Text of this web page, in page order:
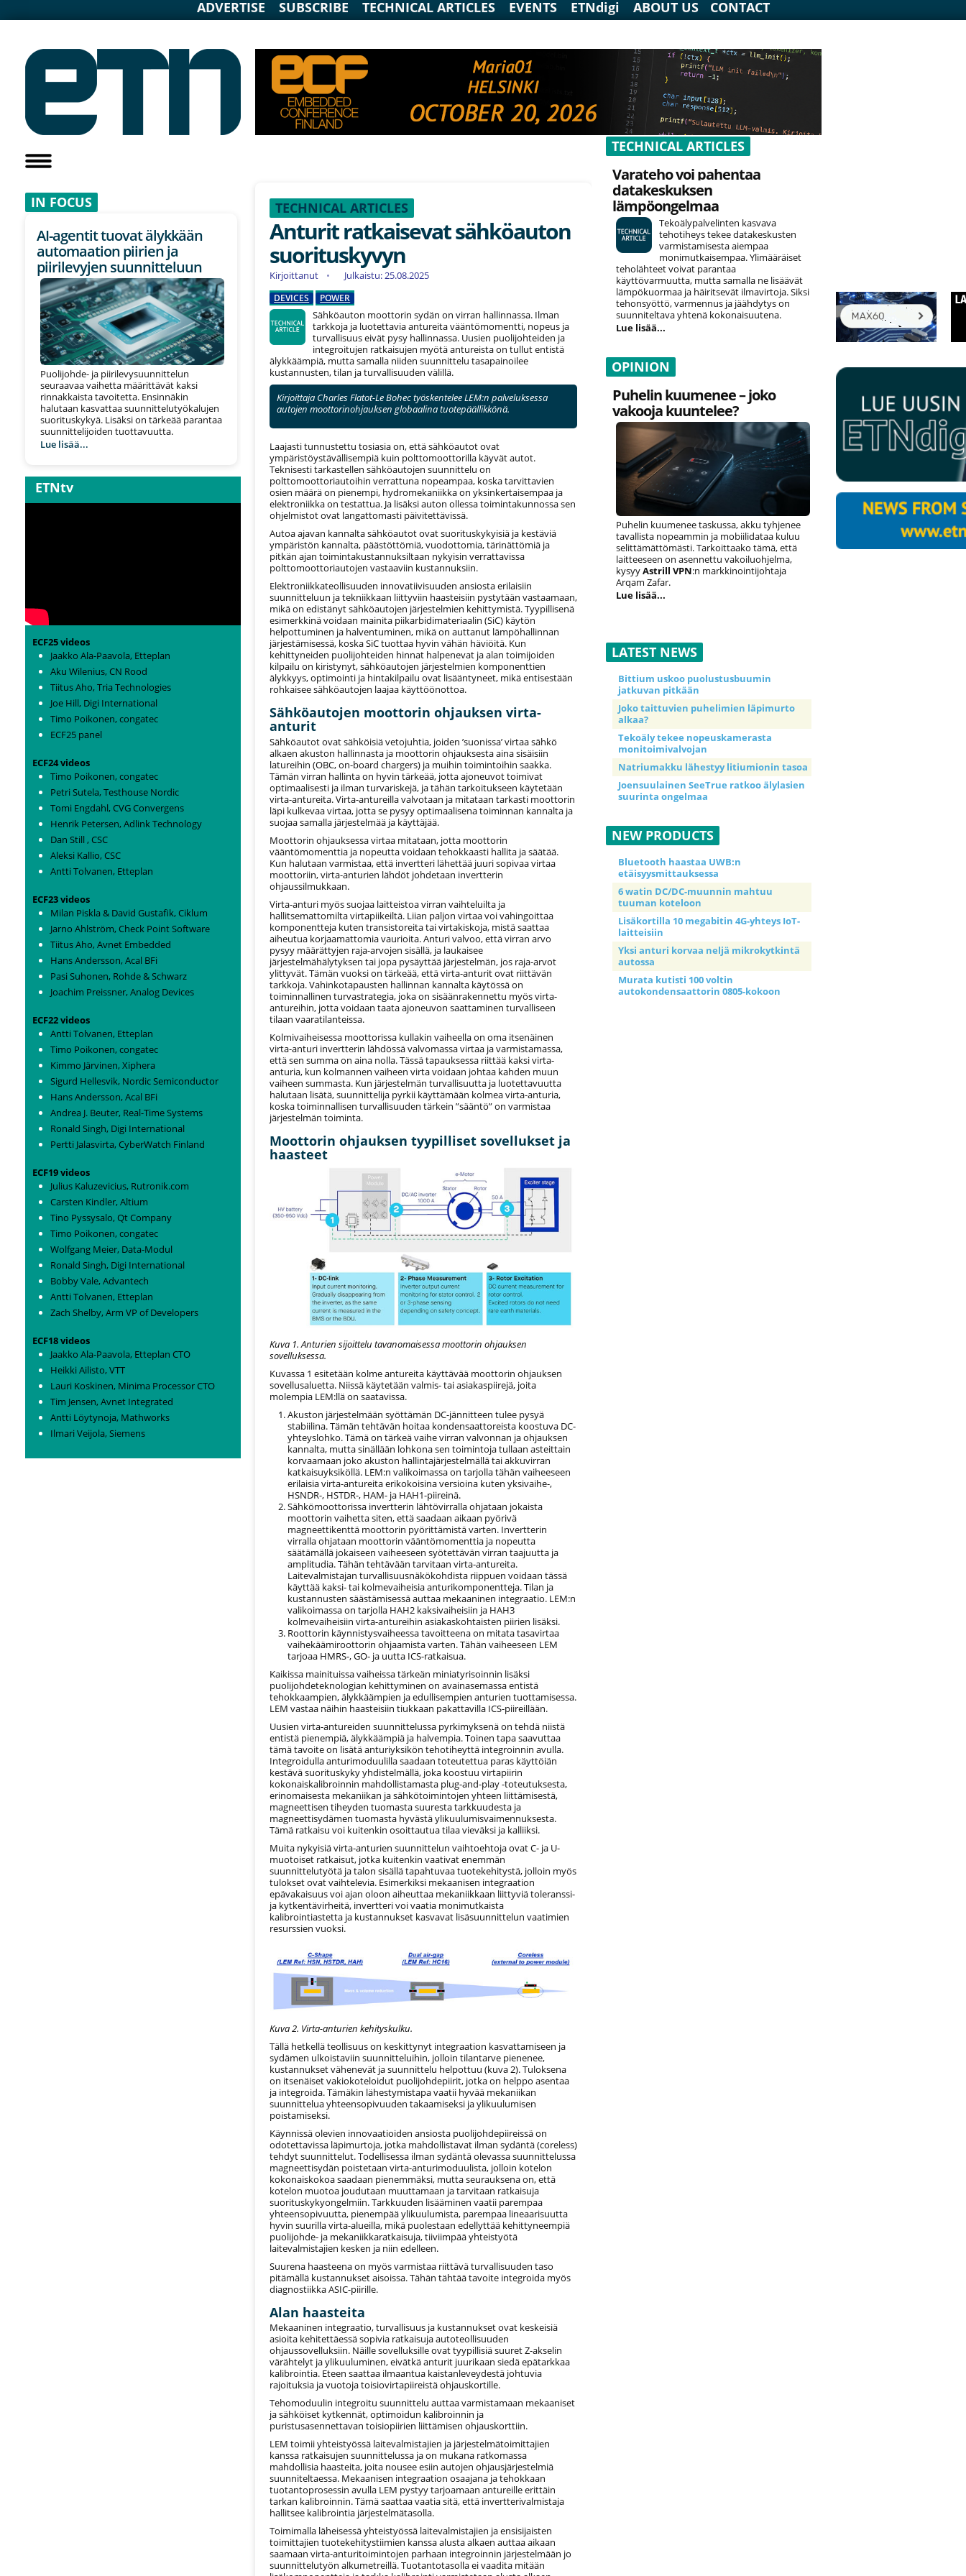
ADVERTISE SUBSCRIBE TECHNICAL ARTICLES EVENTS ETNdigi ABOUT US CONTACT
IN FOCUS
AI-agentit tuovat älykkään
automaation piirien ja
piirilevyjen suunnitteluun
Puolijohde- ja piirilevysuunnittelun
seuraavaa vaihetta määrittävät kaksi
rinnakkaista tavoitetta. Ensinnäkin
halutaan kasvattaa suunnittelutyökalujen
suorituskykyä. Lisäksi on tärkeää parantaa
suunnittelijoiden tuottavuutta.
Lue lisää...
ETNtv
ECF25 videos
Jaakko Ala-Paavola, Etteplan
Aku Wilenius, CN Rood
Tiitus Aho, Tria Technologies
Joe Hill, Digi International
Timo Poikonen, congatec
ECF25 panel
ECF24 videos
Timo Poikonen, congatec
Petri Sutela, Testhouse Nordic
Tomi Engdahl, CVG Convergens
Henrik Petersen, Adlink Technology
Dan Still , CSC
Aleksi Kallio, CSC
Antti Tolvanen, Etteplan
ECF23 videos
Milan Piskla & David Gustafik, Ciklum
Jarno Ahlström, Check Point Software
Tiitus Aho, Avnet Embedded
Hans Andersson, Acal BFi
Pasi Suhonen, Rohde & Schwarz
Joachim Preissner, Analog Devices
ECF22 videos
Antti Tolvanen, Etteplan
Timo Poikonen, congatec
Kimmo Järvinen, Xiphera
Sigurd Hellesvik, Nordic Semiconductor
Hans Andersson, Acal BFi
Andrea J. Beuter, Real-Time Systems
Ronald Singh, Digi International
Pertti Jalasvirta, CyberWatch Finland
ECF19 videos
Julius Kaluzevicius, Rutronik.com
Carsten Kindler, Altium
Tino Pyssysalo, Qt Company
Timo Poikonen, congatec
Wolfgang Meier, Data-Modul
Ronald Singh, Digi International
Bobby Vale, Advantech
Antti Tolvanen, Etteplan
Zach Shelby, Arm VP of Developers
ECF18 videos
Jaakko Ala-Paavola, Etteplan CTO
Heikki Ailisto, VTT
Lauri Koskinen, Minima Processor CTO
Tim Jensen, Avnet Integrated
Antti Löytynoja, Mathworks
Ilmari Veijola, Siemens
TECHNICAL ARTICLES
Anturit ratkaisevat sähköauton
suorituskyvyn
Kirjoittanut Julkaistu: 25.08.2025
DEVICES POWER
Sähköauton moottorin sydän on virran hallinnassa. Ilman
tarkkoja ja luotettavia antureita vääntömomentti, nopeus ja
turvallisuus eivät pysy hallinnassa. Uusien puolijohteiden ja
integroitujen ratkaisujen myötä antureista on tullut entistä
älykkäämpiä, mutta samalla niiden suunnittelu tasapainoilee
kustannusten, tilan ja turvallisuuden välillä.
Kirjoittaja Charles Flatot-Le Bohec työskentelee LEM:n palveluksessa
autojen moottorinohjauksen globaalina tuotepäällikkönä.
Laajasti tunnustettu tosiasia on, että sähköautot ovat
ympäristöystävällisempiä kuin polttomoottorilla käyvät autot.
Teknisesti tarkastellen sähköautojen suunnittelu on
polttomoottoriautoihin verrattuna nopeampaa, koska tarvittavien
osien määrä on pienempi, hydromekaniikka on yksinkertaisempaa ja
elektroniikka on testattua. Ja lisäksi auton ollessa toimintakunnossa sen
ohjelmistot ovat langattomasti päivitettävissä.
Autoa ajavan kannalta sähköautot ovat suorituskykyisiä ja kestäviä
ympäristön kannalta, päästöttömiä, vuodottomia, tärinättömiä ja
pitkän ajan toimintakustannuksiltaan nykyisin verrattavissa
polttomoottoriautojen vastaaviin kustannuksiin.
Elektroniikkateollisuuden innovatiivisuuden ansiosta erilaisiin
suunnitteluun ja tekniikkaan liittyviin haasteisiin pystytään vastaamaan,
mikä on edistänyt sähköautojen järjestelmien kehittymistä. Tyypillisenä
esimerkkinä voidaan mainita piikarbidimateriaalin (SiC) käytön
helpottuminen ja halventuminen, mikä on auttanut lämpöhallinnan
järjestämisessä, koska SiC tuottaa hyvin vähän häviöitä. Kun
kehittyneiden puolijohteiden hinnat halpenevat ja alan toimijoiden
kilpailu on kiristynyt, sähköautojen järjestelmien komponenttien
älykkyys, optimointi ja hintakilpailu ovat lisääntyneet, mikä entisestään
rohkaisee sähköautojen laajaa käyttöönottoa.
Sähköautojen moottorin ohjauksen virta-
anturit
Sähköautot ovat sähköisiä vetojuhtia, joiden ’suonissa’ virtaa sähkö
alkaen akuston hallinnasta ja moottorin ohjauksesta aina sisäisiin
latureihin (OBC, on-board chargers) ja muihin toimintoihin saakka.
Tämän virran hallinta on hyvin tärkeää, jotta ajoneuvot toimivat
optimaalisesti ja ilman turvariskejä, ja tähän tarkoitukseen käytetään
virta-antureita. Virta-antureilla valvotaan ja mitataan tarkasti moottorin
läpi kulkevaa virtaa, jotta se pysyy optimaalisena toiminnan kannalta ja
suojaa samalla järjestelmää ja käyttäjää.
Moottorin ohjauksessa virtaa mitataan, jotta moottorin
vääntömomenttia ja nopeutta voidaan tehokkaasti hallita ja säätää.
Kun halutaan varmistaa, että invertteri lähettää juuri sopivaa virtaa
moottoriin, virta-anturien lähdöt johdetaan invertterin
ohjaussilmukkaan.
Virta-anturi myös suojaa laitteistoa virran vaihteluilta ja
hallitsemattomilta virtapiikeiltä. Liian paljon virtaa voi vahingoittaa
komponentteja kuten transistoreita tai virtakiskoja, mistä saattaa
aiheutua korjaamattomia vaurioita. Anturi valvoo, että virran arvo
pysyy määrättyjen raja-arvojen sisällä, ja laukaisee
järjestelmähälytyksen tai jopa pysäyttää järjestelmän, jos raja-arvot
ylittyvät. Tämän vuoksi on tärkeää, että virta-anturit ovat riittävän
tarkkoja. Vahinkotapausten hallinnan kannalta käytössä on
toiminnallinen turvastrategia, joka on sisäänrakennettu myös virta-
antureihin, jotta voidaan taata ajoneuvon saattaminen turvalliseen
tilaan vaaratilanteissa.
Kolmivaiheisessa moottorissa kullakin vaiheella on oma itsenäinen
virta-anturi invertterin lähdössä valvomassa virtaa ja varmistamassa,
että sen summa on aina nolla. Tässä tapauksessa riittää kaksi virta-
anturia, kun kolmannen vaiheen virta voidaan johtaa kahden muun
vaiheen summasta. Kun järjestelmän turvallisuutta ja luotettavuutta
halutaan lisätä, suunnittelija pyrkii käyttämään kolmea virta-anturia,
koska toiminnallisen turvallisuuden tärkein ”sääntö” on varmistaa
järjestelmän toiminta.
Moottorin ohjauksen tyypilliset sovellukset ja
haasteet
Kuva 1. Anturien sijoittelu tavanomaisessa moottorin ohjauksen
sovelluksessa.
Kuvassa 1 esitetään kolme antureita käyttävää moottorin ohjauksen
sovellusaluetta. Niissä käytetään valmis- tai asiakaspiirejä, joita
molempia LEM:llä on saatavissa.
Akuston järjestelmään syöttämän DC-jännitteen tulee pysyä
stabiilina. Tämän tehtävän hoitaa kondensaattoreista koostuva DC-
yhteyslohko. Tämä on tärkeä vaihe virran valvonnan ja ohjauksen
kannalta, mutta sinällään lohkona sen toimintoja tullaan asteittain
korvaamaan joko akuston hallintajärjestelmällä tai akkuvirran
katkaisuyksiköllä. LEM:n valikoimassa on tarjolla tähän vaiheeseen
erilaisia virta-antureita erikokoisina versioina kuten yksivaihe-,
HSNDR-, HSTDR-, HAM- ja HAH1-piireinä.
Sähkömoottorissa invertterin lähtövirralla ohjataan jokaista
moottorin vaihetta siten, että saadaan aikaan pyörivä
magneettikenttä moottorin pyörittämistä varten. Invertterin
virralla ohjataan moottorin vääntömomenttia ja nopeutta
säätämällä jokaiseen vaiheeseen syötettävän virran taajuutta ja
amplitudia. Tähän tehtävään tarvitaan virta-antureita.
Laitevalmistajan turvallisuusnäkökohdista riippuen voidaan tässä
käyttää kaksi- tai kolmevaiheisia anturikomponentteja. Tilan ja
kustannusten säästämisessä auttaa mekaaninen integraatio. LEM:n
valikoimassa on tarjolla HAH2 kaksivaiheisiin ja HAH3
kolmevaiheisiin virta-antureihin asiakaskohtaisten piirien lisäksi.
Roottorin käynnistysvaiheessa tavoitteena on mitata tasavirtaa
vaihekäämiroottorin ohjaamista varten. Tähän vaiheeseen LEM
tarjoaa HMRS-, GO- ja uutta ICS-ratkaisua.
Kaikissa mainituissa vaiheissa tärkeän miniatyrisoinnin lisäksi
puolijohdeteknologian kehittyminen on avainasemassa entistä
tehokkaampien, älykkäämpien ja edullisempien anturien tuottamisessa.
LEM vastaa näihin haasteisiin tiukkaan pakattavilla ICS-piireillään.
Uusien virta-antureiden suunnittelussa pyrkimyksenä on tehdä niistä
entistä pienempiä, älykkäämpiä ja halvempia. Toinen tapa saavuttaa
tämä tavoite on lisätä anturiyksikön tehotiheyttä integroinnin avulla.
Integroidulla anturimoduulilla saadaan toteutettua paras käyttöiän
kestävä suorituskyky yhdistelmällä, joka koostuu virtapiirin
kokonaiskalibroinnin mahdollistamasta plug-and-play -toteutuksesta,
erinomaisesta mekaniikan ja sähkötoimintojen yhteen liittämisestä,
magneettisen tiheyden tuomasta suuresta tarkkuudesta ja
magneettisydämen tuomasta hyvästä ylikuulumisvaimennuksesta.
Tämä ratkaisu voi kuitenkin osoittautua tilaa vieväksi ja kalliiksi.
Muita nykyisiä virta-anturien suunnittelun vaihtoehtoja ovat C- ja U-
muotoiset ratkaisut, jotka kuitenkin vaativat enemmän
suunnittelutyötä ja talon sisällä tapahtuvaa tuotekehitystä, jolloin myös
tulokset ovat vaihtelevia. Esimerkiksi mekaanisen integraation
epävakaisuus voi ajan oloon aiheuttaa mekaniikkaan liittyviä toleranssi-
ja kytkentävirheitä, invertteri voi vaatia monimutkaista
kalibrointiastetta ja kustannukset kasvavat lisäsuunnittelun vaatimien
resurssien vuoksi.
Kuva 2. Virta-anturien kehityskulku.
Tällä hetkellä teollisuus on keskittynyt integraation kasvattamiseen ja
sydämen ulkoistaviin suunnitteluihin, jolloin tilantarve pienenee,
kustannukset vähenevät ja suunnittelu helpottuu (kuva 2). Tuloksena
on itsenäiset vakiokoteloidut puolijohdepiirit, jotka on helppo asentaa
ja integroida. Tämäkin lähestymistapa vaatii hyvää mekaniikan
suunnittelua yhteensopivuuden takaamiseksi ja ylikuulumisen
poistamiseksi.
Käynnissä olevien innovaatioiden ansiosta puolijohdepiireissä on
odotettavissa läpimurtoja, jotka mahdollistavat ilman sydäntä (coreless)
tehdyt suunnittelut. Todellisessa ilman sydäntä olevassa suunnittelussa
magneettisydän poistetaan virta-anturimoduulista, jolloin kotelon
kokonaiskokoa saadaan pienemmäksi, mutta seurauksena on, että
kotelon muotoa joudutaan muuttamaan ja tarvitaan ratkaisuja
suorituskykyongelmiin. Tarkkuuden lisääminen vaatii parempaa
yhteensopivuutta, pienempää ylikuulumista, parempaa lineaarisuutta
hyvin suurilla virta-alueilla, mikä puolestaan edellyttää kehittyneempiä
puolijohde- ja mekaniikkaratkaisuja, tiiviimpää yhteistyötä
laitevalmistajien kesken ja niin edelleen.
Suurena haasteena on myös varmistaa riittävä turvallisuuden taso
pitämällä kustannukset aisoissa. Tähän tähtää tavoite integroida myös
diagnostiikka ASIC-piirille.
Alan haasteita
Mekaaninen integraatio, turvallisuus ja kustannukset ovat keskeisiä
asioita kehitettäessä sopivia ratkaisuja autoteollisuuden
ohjaussovelluksiin. Näille sovelluksille ovat tyypillisiä suuret Z-akselin
värähtelyt ja ylikuuluminen, eivätkä anturit juurikaan siedä epätarkkaa
kalibrointia. Eteen saattaa ilmaantua kaistanleveydestä johtuvia
rajoituksia ja vuotoja toisiovirtapiireistä ohjauskortille.
Tehomoduulin integroitu suunnittelu auttaa varmistamaan mekaaniset
ja sähköiset kytkennät, optimoidun kalibroinnin ja
puristusasennettavan toisiopiirien liittämisen ohjauskorttiin.
LEM toimii yhteistyössä laitevalmistajien ja järjestelmätoimittajien
kanssa ratkaisujen suunnittelussa ja on mukana ratkomassa
mahdollisia haasteita, joita nousee esiin autojen ohjausjärjestelmiä
suunniteltaessa. Mekaanisen integraation osaajana ja tehokkaan
tuotantoprosessin avulla LEM pystyy tarjoamaan antureille erittäin
tarkan kalibroinnin. Tämä saattaa vaatia sitä, että invertterivalmistaja
hallitsee kalibrointia järjestelmätasolla.
Toimimalla läheisessä yhteistyössä laitevalmistajien ja ensisijaisten
toimittajien tuotekehitystiimien kanssa alusta alkaen auttaa aikaan
saamaan virta-anturitoimintojen parhaan integroinnin järjestelmään jo
suunnittelutyön alkumetreillä. Tuotantotasolla ei vaadita mitään
TECHNICAL ARTICLES
Varateho voi pahentaa
datakeskuksen
lämpöongelmaa
Tekoälypalvelinten kasvava
tehotiheys tekee datakeskusten
varmistamisesta aiempaa
monimutkaisempaa. Ylimääräiset
teholähteet voivat parantaa
käyttövarmuutta, mutta samalla ne lisäävät
lämpökuormaa ja häiritsevät ilmavirtoja. Siksi
tehonsyöttö, varmennus ja jäähdytys on
suunniteltava yhtenä kokonaisuutena.
Lue lisää...
OPINION
Puhelin kuumenee – joko
vakooja kuuntelee?
Puhelin kuumenee taskussa, akku tyhjenee
tavallista nopeammin ja mobiilidataa kuluu
selittämättömästi. Tarkoittaako tämä, että
laitteeseen on asennettu vakoiluohjelma,
kysyyAstrill VPN:n markkinointijohtaja
Arqam Zafar.
Lue lisää...
LATEST NEWS
Bittium uskoo puolustusbuumin
jatkuvan pitkään
Joko taittuvien puhelimien läpimurto
alkaa?
Tekoäly tekee nopeuskamerasta
monitoimivalvojan
Natriumakku lähestyy litiumionin tasoa
Joensuulainen SeeTrue ratkoo älylasien
suurinta ongelmaa
NEW PRODUCTS
Bluetooth haastaa UWB:n
etäisyysmittauksessa
6 watin DC/DC-muunnin mahtuu
tuuman koteloon
Lisäkortilla 10 megabitin 4G-yhteys IoT-
laitteisiin
Yksi anturi korvaa neljä mikrokytkintä
autossa
Murata kutisti 100 voltin
autokondensaattorin 0805-kokoon